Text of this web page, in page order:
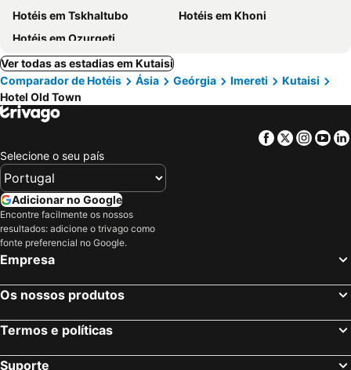
Hotéis em Tskhaltubo
Hotéis em Khoni
Hotéis em Ozurgeti
Ver todas as estadias em Kutaisi
Comparador de Hotéis
Ásia Geórgia Imereti
Kutaisi
Hotel Old Town
Facebook
Twitter
Selecione o seu país
Adicionar no Google
Encontre facilmente os nossos
resultados: adicione o trivago como
fonte preferencial no Google.
Empresa
Os nossos produtos
Termos e políticas
Suporte